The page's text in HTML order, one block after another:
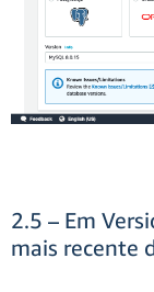
2.5 – Em
mais recente